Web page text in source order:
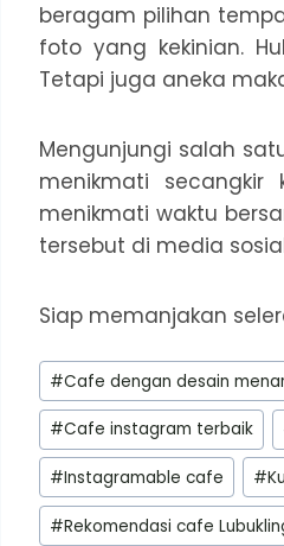
beragam pilihan
foto yang kekinian.
Tetapi juga aneka
Mengunjungi salah
menikmati
menikmati waktu
tersebut di media
Siap memanjakan
Post
Tags:
#Cafe dengan desain
#Cafe instagram terbaik
#Instagramable cafe #
#Rekomendasi cafe